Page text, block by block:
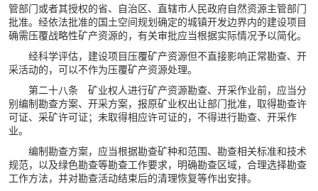
管部门或者其授权的省、自治区、直辖市人民政府自然资源主管部门
批准。经依法批准的国土空间规划确定的城镇开发边界内的建设项目
确需压覆战略性矿产资源的，有关审批应当根据实际情况予以简化。
经科学评估，建设项目压覆矿产资源但不直接影响正常勘查、开
采活动的，可以不作为压覆矿产资源处理。
第二十八条 矿业权人进行矿产资源勘查、开采作业前，应当分
别编制勘查方案、开采方案，报原矿业权出让部门批准，取得勘查许
可证、采矿许可证；未取得相应许可证的，不得进行勘查、开采作
业。
编制勘查方案，应当根据勘查矿种和范围、勘查相关标准和技术
规范，以及绿色勘查等勘查工作要求，明确勘查区域，合理选择勘查
工作方法，并对勘查活动结束后的清理恢复等作出安排。